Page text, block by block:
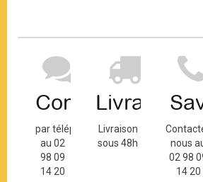
Contact
par téléphone
au 02
98 09
14 20
Livraison
Livraison
sous 48h
nous
02 98
14 20